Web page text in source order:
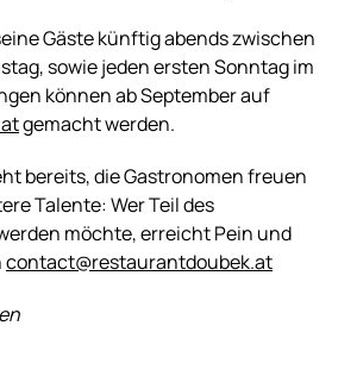
Gäste künftig abends zwischen
sowie jeden ersten Sonntag im
können ab September auf
gemacht werden.
bereits, die Gastronomen freuen
Talente: Wer Teil des
möchte, erreicht Pein und
contact@restaurantdoubek.at